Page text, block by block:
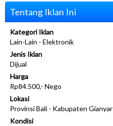
Tentang Iklan Ini
Kategori Iklan
Lain-Lain - Elektronik
Jenis Iklan
Dijual
Harga
Rp84.500,- Nego
Lokasi
Provinsi Bali - Kabupaten Gianyar
Kondisi